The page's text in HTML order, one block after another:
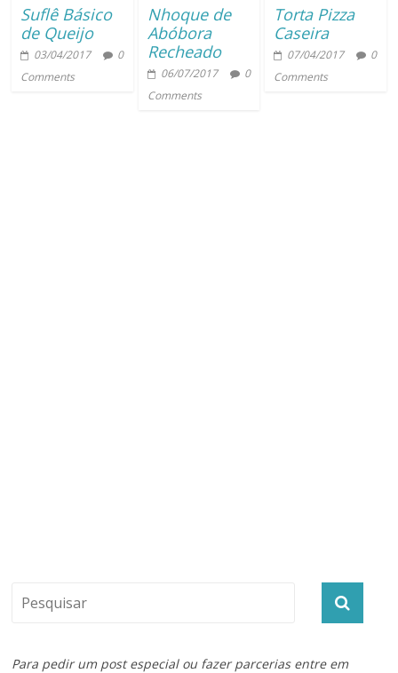
Suflê Básico
de Queijo
03/04/2017
0
Comments
Nhoque de
Abóbora
Recheado
06/07/2017
0
Comments
Torta Pizza
Caseira
07/04/2017
0
Comments
Para pedir um post especial ou fazer parcerias entre em